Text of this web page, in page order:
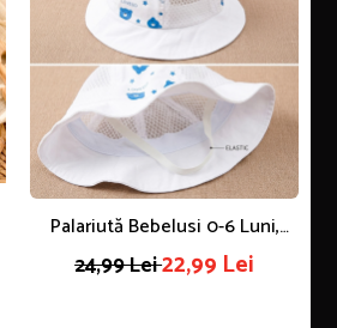
Palariută Bebelusi 0-6 Luni,
Imprimeu Ursuleți Și Inserții Tip
24,99 Lei22,99 Lei